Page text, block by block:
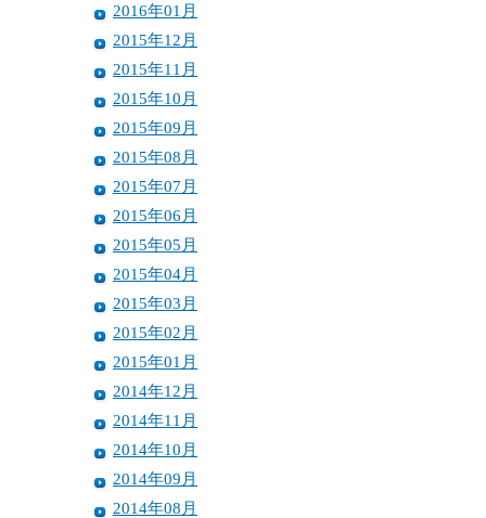
2016年01月
2015年12月
2015年11月
2015年10月
2015年09月
2015年08月
2015年07月
2015年06月
2015年05月
2015年04月
2015年03月
2015年02月
2015年01月
2014年12月
2014年11月
2014年10月
2014年09月
2014年08月